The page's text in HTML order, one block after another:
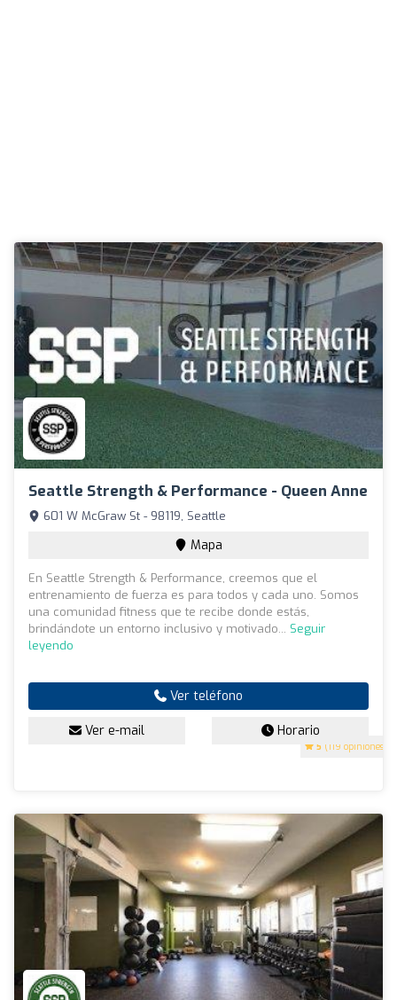
Seattle Strength & Performance - Queen Anne
5 (119 opiniones)
601 W McGraw St - 98119, Seattle
Mapa
En Seattle Strength & Performance, creemos que el
entrenamiento de fuerza es para todos y cada uno. Somos
una comunidad fitness que te recibe donde estás,
brindándote un entorno inclusivo y motivado... Seguir
leyendo
Ver teléfono
Ver e-mail Horario